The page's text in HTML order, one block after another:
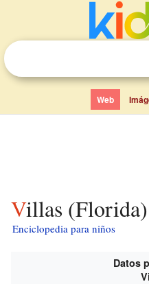
Web
Villas
Enciclopedia para niños
Datos